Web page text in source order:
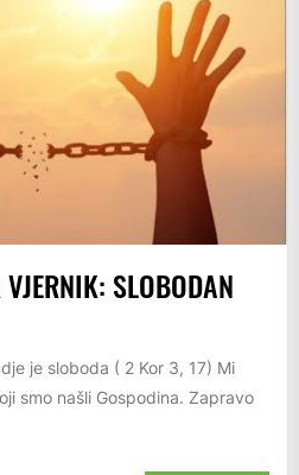
SLOBODAN
je sloboda ( 2 Kor 3, 17) Mi
smo našli Gospodina. Zapravo